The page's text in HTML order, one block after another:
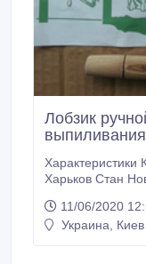
Лобзик
Характеристики
Харьков Стан
включает в себя
зажимами для
11/06/2020
Украина,